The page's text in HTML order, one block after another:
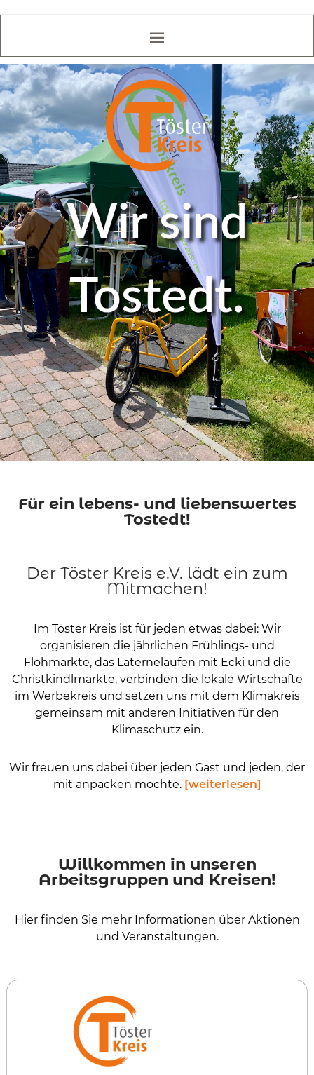
Wir sind
Tostedt.
Für ein lebens- und liebenswertes
Tostedt!
Der Töster Kreis e.V. lädt ein zum
Mitmachen!
Im Töster Kreis ist für jeden etwas dabei: Wir
organisieren die jährlichen Frühlings- und
Flohmärkte, das Laternelaufen mit Ecki und die
Christkindlmärkte, verbinden die lokale Wirtschafte
im Werbekreis und setzen uns mit dem Klimakreis
gemeinsam mit anderen Initiativen für den
Klimaschutz ein.
Wir freuen uns dabei über jeden Gast und jeden, der
mit anpacken möchte. [weiterlesen]
Willkommen in unseren
Arbeitsgruppen und Kreisen!
Hier finden Sie mehr Informationen über Aktionen
und Veranstaltungen.